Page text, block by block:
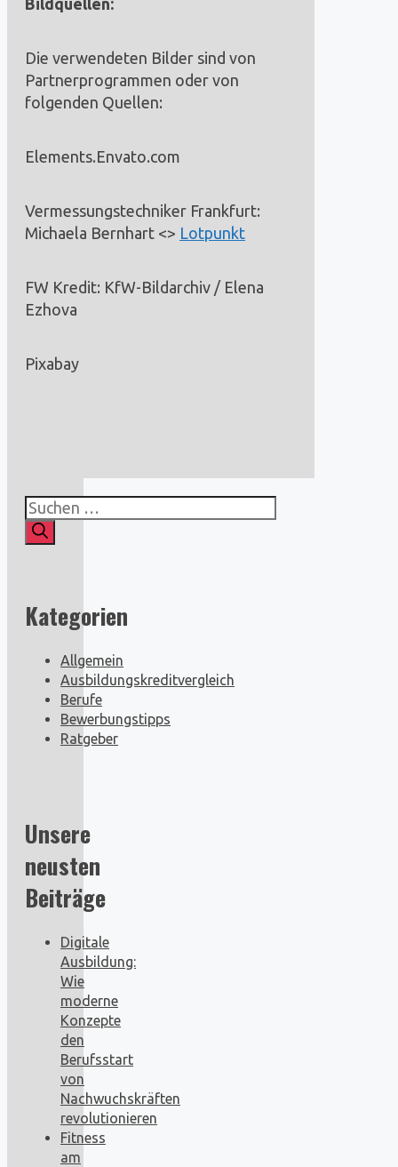
Bildquellen:
Die verwendeten Bilder sind von
Partnerprogrammen oder von
folgenden Quellen:
Elements.Envato.com
Vermessungstechniker Frankfurt:
Michaela Bernhart <> Lotpunkt
FW Kredit: KfW-Bildarchiv / Elena
Ezhova
Pixabay
Suchen
nach:
Kategorien
Allgemein
Ausbildungskreditvergleich
Berufe
Bewerbungstipps
Ratgeber
Unsere
neusten
Beiträge
Digitale
Ausbildung:
Wie
moderne
Konzepte
den
Berufsstart
von
Nachwuchskräften
revolutionieren
Fitness
am